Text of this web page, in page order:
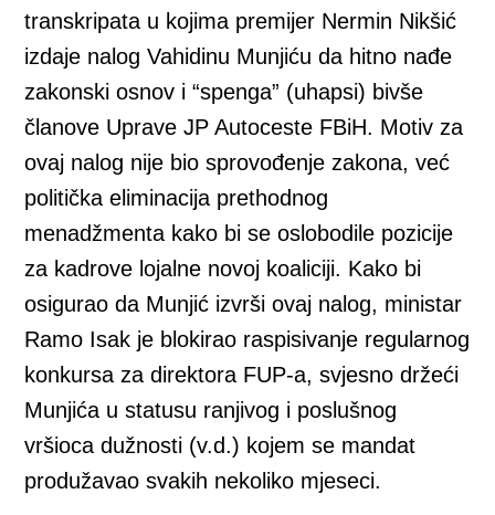
transkripata u kojima premijer Nermin Nikšić
izdaje nalog Vahidinu Munjiću da hitno nađe
zakonski osnov i “spenga” (uhapsi) bivše
članove Uprave JP Autoceste FBiH. Motiv za
ovaj nalog nije bio sprovođenje zakona, već
politička eliminacija prethodnog
menadžmenta kako bi se oslobodile pozicije
za kadrove lojalne novoj koaliciji. Kako bi
osigurao da Munjić izvrši ovaj nalog, ministar
Ramo Isak je blokirao raspisivanje regularnog
konkursa za direktora FUP-a, svjesno držeći
Munjića u statusu ranjivog i poslušnog
vršioca dužnosti (v.d.) kojem se mandat
produžavao svakih nekoliko mjeseci.